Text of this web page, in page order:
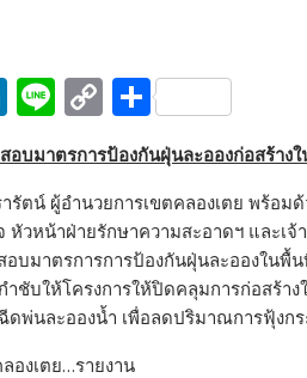
Li
k
e
dI
n
Li
e
C
o
p
y
Li
n
k
S
h
ar
e
อบมาตรการป้องกันฝุ่นละอองก่อสร้าง
รัตน์ ผู้อำนวยการเขตคลองเตย พร้อ
หัวหน้าฝ่ายรักษาความสะอาดฯ และเจ้
บมาตรการการป้องกันฝุ่นละอองในพื้
ชับให้โครงการให้ปิดคลุมการก่อสร้า
ดพ่นละอองน้ำ เพื่อลดปริมาณการฟุ้งก
องเตย…รายงาน